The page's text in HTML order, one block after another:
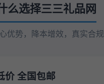
么选择三三礼品网
优势，降本增效，真实合规
价 全国包邮